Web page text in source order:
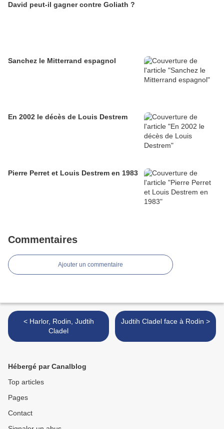
David peut-il gagner contre Goliath ?
Sanchez le Mitterrand espagnol
En 2002 le décès de Louis Destrem
Pierre Perret et Louis Destrem en 1983
Commentaires
Ajouter un commentaire
< Harlor, Rodin, Judtih
Cladel
Judtih Cladel face à Rodin >
Hébergé par Canalblog
Top articles
Pages
Contact